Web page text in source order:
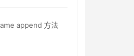
append 方法